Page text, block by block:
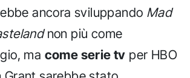
ancora sviluppando Mad
non più come
ma come serie tv per HBO